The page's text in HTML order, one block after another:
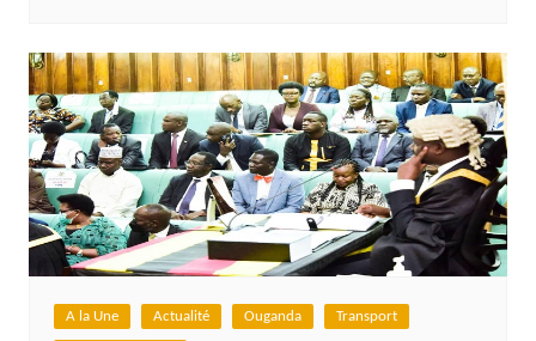
A la Une Actualité Ouganda Transport